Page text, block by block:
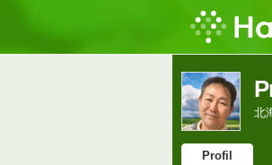
北
Profil